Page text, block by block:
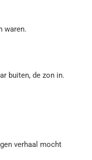
waren.
buiten, de zon in.
verhaal mocht